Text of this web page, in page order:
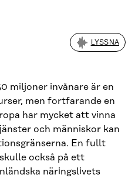
LYSSNA
miljoner invånare är en
men fortfarande en
har mycket att vinna
och människor kan
En fullt
också på ett
näringslivets